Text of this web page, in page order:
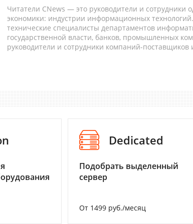
Читатели CNews — это руководители и сотрудники
экономики: индустрии информационных
технические специалисты департаментов
государственной власти, банков, промышленных
руководители и сотрудники компаний-
Dedicated
Подобрать выделенный
сервер
От 1499 руб./месяц